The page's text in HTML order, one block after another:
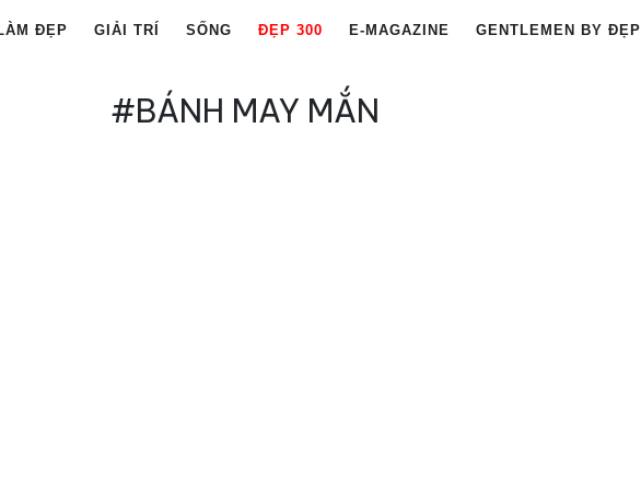
ĐẸP GIẢI TRÍ SỐNG ĐẸP 300 E-MAGAZINE GENTLEMEN BY ĐẸP
#BÁNH MAY MẮN